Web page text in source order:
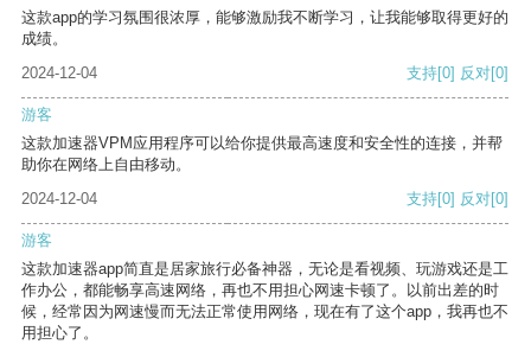
这款app的学习氛围很浓厚，能够激励我不断学习，让我能够取得更好的
成绩。
2024-12-04
支持[0] 反对[0]
游客
这款加速器VPM应用程序可以给你提供最高速度和安全性的连接，并帮
助你在网络上自由移动。
2024-12-04
支持[0] 反对[0]
游客
这款加速器app简直是居家旅行必备神器，无论是看视频、玩游戏还是工
作办公，都能畅享高速网络，再也不用担心网速卡顿了。以前出差的时
候，经常因为网速慢而无法正常使用网络，现在有了这个app，我再也不
用担心了。